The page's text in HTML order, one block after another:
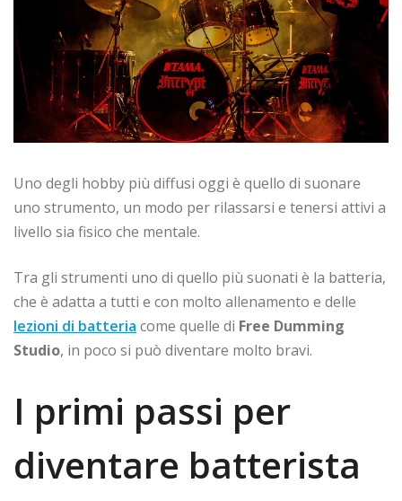
Uno degli hobby più diffusi oggi è quello di suonare
uno strumento, un modo per rilassarsi e tenersi attivi a
livello sia fisico che mentale.
Tra gli strumenti uno di quello più suonati è la batteria,
che è adatta a tutti e con molto allenamento e delle
lezioni di batteria come quelle di Free Dumming
Studio, in poco si può diventare molto bravi.
I primi passi per
diventare batterista